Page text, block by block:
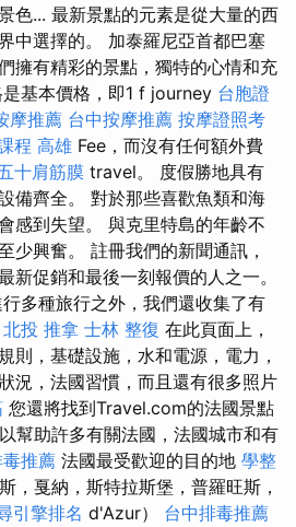
色... 最新景點的元素是從大量的西
中選擇的。 加泰羅尼亞首都巴塞
擁有精彩的景點，獨特的心情和充
基本價格，即1 f journey 台胞證
摩推薦 台中按摩推薦 按摩證照考
程 高雄 Fee，而沒有任何額外費
十肩筋膜 travel。 度假勝地具有
備齊全。 對於那些喜歡魚類和海
感到失望。 與克里特島的年齡不
少興奮。 註冊我們的新聞通訊，
新促銷和最後一刻報價的人之一。
多種旅行之外，我們還收集了有
北投 推拿 士林 整復 在此頁面上，
則，基礎設施，水和電源，電力，
況，法國習慣，而且還有很多照片
您還將找到Travel.com的法國景點
幫助許多有關法國，法國城市和有
推薦 法國最受歡迎的目的地 學整
，戛納，斯特拉斯堡，普羅旺斯，
引擎排名 d'Azur） 台中排毒推薦